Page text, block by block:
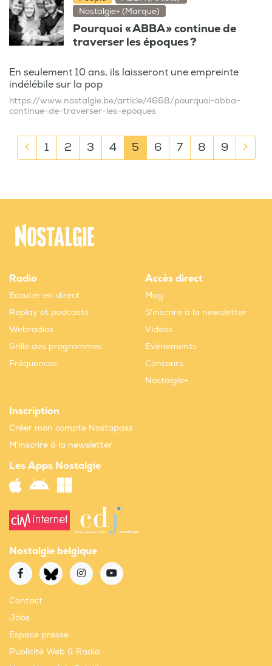
Nostalgie+ (Marque)
Pourquoi « ABBA » continue de
traverser les époques ?
En seulement 10 ans, ils laisseront une empreinte
indélébile sur la pop
https://www.nostalgie.be/article/4668/pourquoi-abba-
continue-de-traverser-les-epoques
1 2 3 4 5 6 7 8 9
Radio
Ecouter en direct
Replay et podcasts
Webradios
Grille des programmes
Fréquences
Accès direct
Mag
S'inscrire à la newsletter
Vidéos
Evènements
Concours
Nostalgie+
Inscription
Créer mon compte Nostapass
M'inscrire à la newsletter
Les Apps Nostalgie
Nostalgie belgique
Contact
Jobs
Espace presse
Publicité Web & Radio